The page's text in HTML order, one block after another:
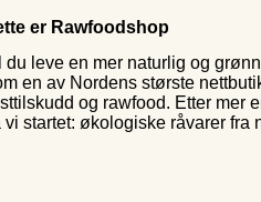
er Rawfoodshop
du leve en mer naturlig og
en av Nordens største
og rawfood. Etter mer
vi startet: økologiske råvarer fra